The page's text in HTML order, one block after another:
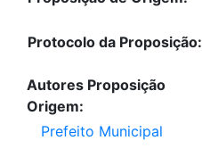
Protocolo da Proposição:
Autores Proposição
Origem:
Prefeito Municipal